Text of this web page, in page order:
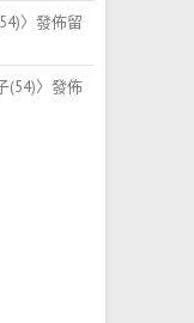
〉發佈留
(54)〉發佈